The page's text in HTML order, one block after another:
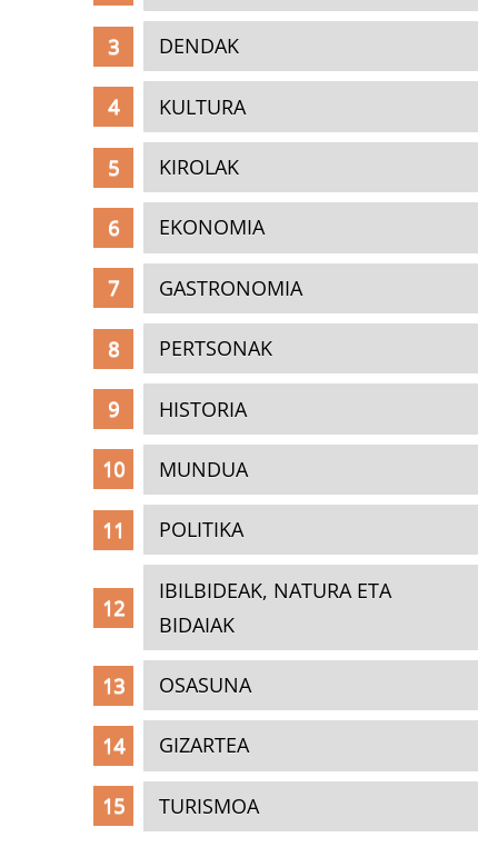
DENDAK
KULTURA
KIROLAK
EKONOMIA
GASTRONOMIA
PERTSONAK
HISTORIA
MUNDUA
POLITIKA
IBILBIDEAK, NATURA ETA
BIDAIAK
OSASUNA
GIZARTEA
TURISMOA